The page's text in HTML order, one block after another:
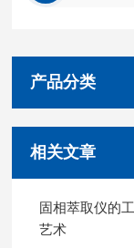
产品分类
相关文章
固相萃取仪的
艺术